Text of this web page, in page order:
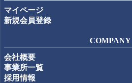
マイページ
新規会員登録
COMPANY
会社概要
事業所一覧
採用情報